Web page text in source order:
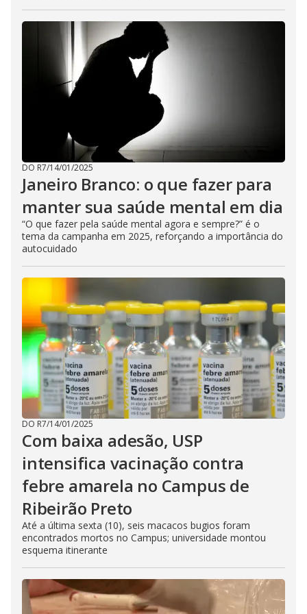
DO R7/14/01/2025
Janeiro Branco: o que fazer para
manter sua saúde mental em dia
“O que fazer pela saúde mental agora e sempre?” é o
tema da campanha em 2025, reforçando a importância do
autocuidado
DO R7/14/01/2025
Com baixa adesão, USP
intensifica vacinação contra
febre amarela no Campus de
Ribeirão Preto
Até a última sexta (10), seis macacos bugios foram
encontrados mortos no Campus; universidade montou
esquema itinerante